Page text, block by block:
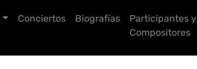
Conciertos Biografías
Participantes y
Compositores